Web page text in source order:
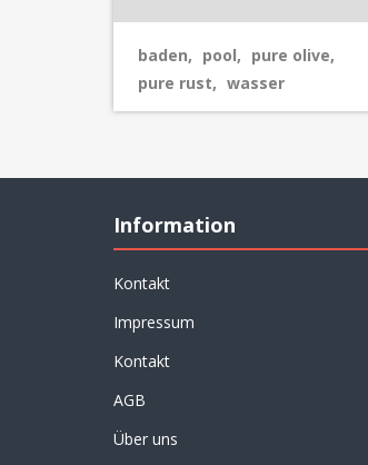
baden, pool, pure olive,
pure rust, wasser
Information
Kontakt
Impressum
Kontakt
AGB
Über uns